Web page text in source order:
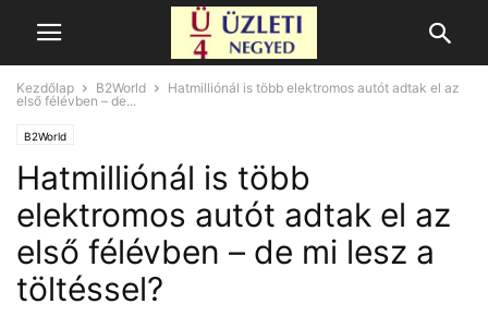
Kezdőlap B2World
Hatmilliónál is több elektromos autót adtak el az
első félévben – de...
B2World
Hatmilliónál is több
elektromos autót adtak el az
első félévben – de mi lesz a
töltéssel?